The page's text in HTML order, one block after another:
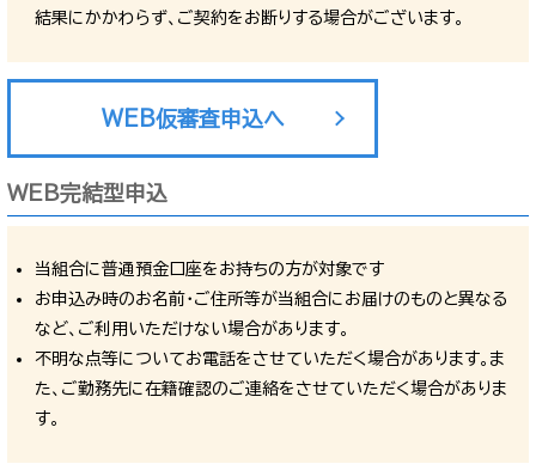
結果にかかわらず、ご契約をお断りする場合がございます。
WEB仮審査申込へ
WEB完結型申込
当組合に普通預金口座をお持ちの方が対象です
お申込み時のお名前・ご住所等が当組合にお届けのものと異なる
など、ご利用いただけない場合があります。
不明な点等についてお電話をさせていただく場合があります。ま
た、ご勤務先に在籍確認のご連絡をさせていただく場合がありま
す。